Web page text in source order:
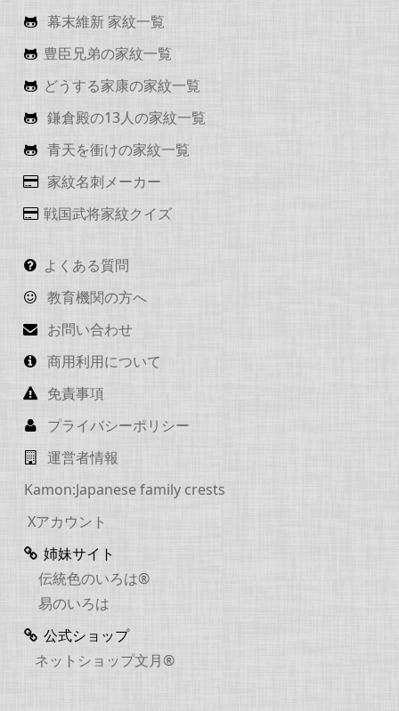
幕末維新 家紋一覧
豊臣兄弟の家紋一覧
どうする家康の家紋一覧
鎌倉殿の13人の家紋一覧
青天を衝けの家紋一覧
家紋名刺メーカー
戦国武将家紋クイズ
よくある質問
教育機関の方へ
お問い合わせ
商用利用について
免責事項
プライバシーポリシー
運営者情報
Kamon:Japanese family crests
Xアカウント
姉妹サイト
伝統色のいろは®
易のいろは
公式ショップ
ネットショップ文月®